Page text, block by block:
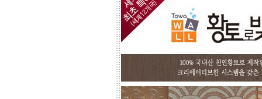
☆포인트 벽화는 토아트에서..
고객님 댁, 벽체 가로세로 크기를 줄자
로 길이를 대략 재어 보시고,
토와의 포인트 컨셉만 골라주시면 최
선의 디자인+견적을 드립니다.
예산에 따라 포인트 벽화부분 즉, 토
아트의 작품크기를 줄이면 저렴하게
도 가능하오니, 거실 아트월 이외에는